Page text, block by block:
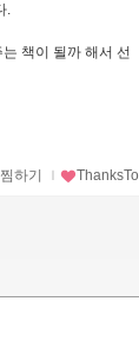
.
책이 될까 해서 선
찜하기 ｌ ThanksTo